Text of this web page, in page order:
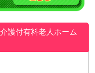
介護付有料老人ホーム